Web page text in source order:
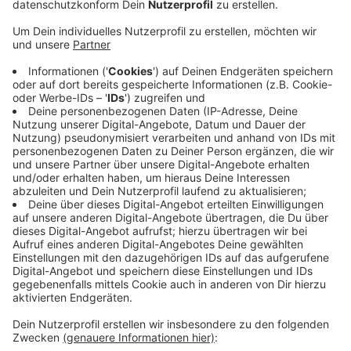
Weihnachtsmarkt habt ihr rund 8.200 Euro
gespendet. Darunter waren auch mehrere größere
Spenden. Die ISG Barmen-Werth hatte bereits zu
das Geld jetzt an der Kugelbude überreicht, und
mehrere Vereine übergaben Umschläge mit jeweils
mehreren hundert Euro, sodass eine starke
Summe zusammengekommen ist. Zuvor habt ihr
auf dem Elberfelder Weihnachtsmarkt bereits über
5.000 Euro für Kindertal gespendet. Zusätzlich
unterstützte die Firma Avery Dennison die Aktion
vor Ort und spendete dafür weitere 10.000 Euro.
Veröffentlicht:Samstag, 20.12.2025 08:49
Anzeige